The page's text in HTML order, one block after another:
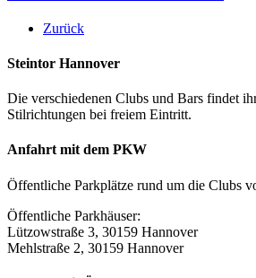
Zurück
Steintor Hannover
Die verschiedenen Clubs und Bars findet
Stilrichtungen bei freiem Eintritt.
Anfahrt mit dem PKW
Öffentliche Parkplätze rund um die Clubs
Öffentliche Parkhäuser:
Lützowstraße 3, 30159 Hannover
Mehlstraße 2, 30159 Hannover